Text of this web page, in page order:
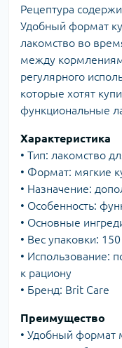
Рецептура
Удобный формат
лакомство во
между
регулярного
которые хотят
функциональные
Характеристика
• Тип: лакомство
• Формат: мягкие
• Назначение:
• Особенность:
• Основные
• Вес упаковки: 150
• Использование:
к рациону
• Бренд: Brit Care
Преимущество
• Удобный формат